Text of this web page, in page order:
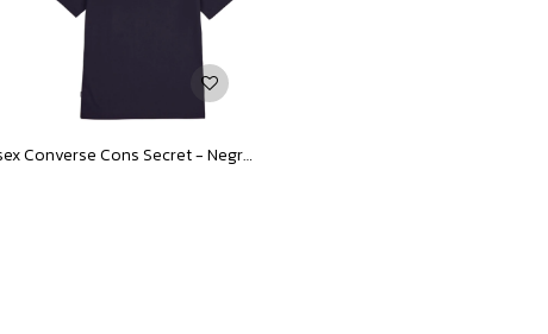
Remera Unisex Converse Cons Secret - Negro